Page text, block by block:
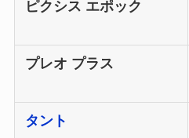
ピクシス エポック
プレオ プラス
タント